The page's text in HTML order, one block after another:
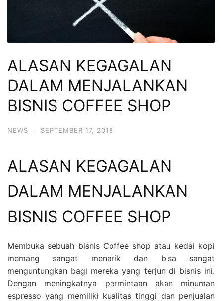
ALASAN KEGAGALAN
DALAM MENJALANKAN
BISNIS COFFEE SHOP
NEWS · SEPTEMBER 17, 2018
ALASAN KEGAGALAN
DALAM MENJALANKAN
BISNIS COFFEE SHOP
Membuka sebuah bisnis Coffee shop atau kedai kopi
memang sangat menarik dan bisa sangat
menguntungkan bagi mereka yang terjun di bisnis ini.
Dengan meningkatnya permintaan akan minuman
espresso yang memiliki kualitas tinggi dan penjualan